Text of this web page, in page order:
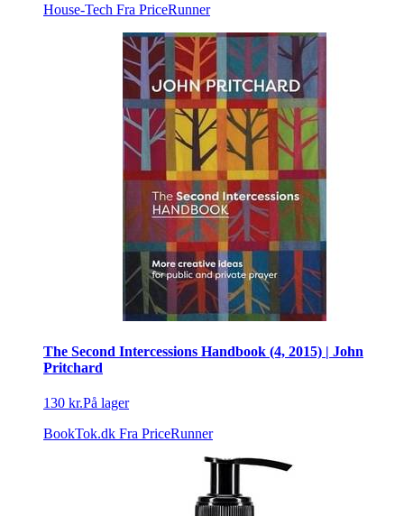
House-Tech Fra PriceRunner
The Second Intercessions Handbook (4, 2015) | John
Pritchard
130 kr.På lager
BookTok.dk Fra PriceRunner